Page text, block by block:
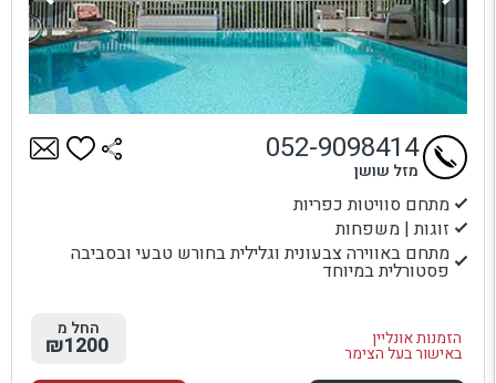
מתחם סוויטות כפריות
זוגות | משפחות
מתחם באווירה צבעונית וגלילית בחורש טבעי ובסביבה
פסטורלית במיוחד
הזמנות אונליין
באישור בעל הצימר
052-9098414
מזל שושן
החל מ
₪1200